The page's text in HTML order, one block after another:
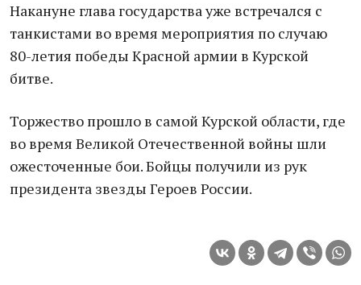
Накануне глава государства уже встречался с
танкистами во время мероприятия по случаю
80-летия победы Красной армии в Курской
битве.
Торжество прошло в самой Курской области, где
во время Великой Отечественной войны шли
ожесточенные бои. Бойцы получили из рук
президента звезды Героев России.